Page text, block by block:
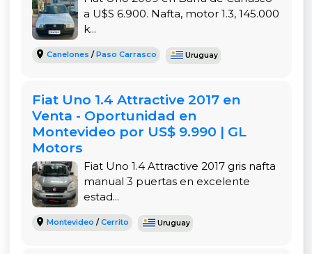
movilidad ni comodidad.
Diseño clásico y funcional
calles estrechas y el estacionamiento. La
carrocería está en muy buen estado, y su estilo
clásico sigue siendo atractivo para quienes
valoran la funcionalidad sobre lo ostentoso.
Interior cómodo y práctico
En su interior, este Uno ofrece una disposición
cómoda, con aire acondicionado y dirección
hidráulica para una experiencia de conducción
a U$S 6.900. Nafta, motor 1.3, 145.000
k...
Canelones /Paso Carrasco Uruguay
Fiat Uno 1.4 Attractive 2017 en
Venta - Oportunidad en
Montevideo por US$ 9.990 | GL
Motors
Fiat Uno 1.4 Attractive 2017 gris nafta
manual 3 puertas en excelente
estad...
Montevideo /Cerrito Uruguay